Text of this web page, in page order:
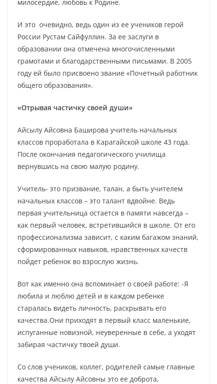
милосердие, любовь к Родине.
И это очевидно, ведь один из ее учеников герой
России Рустам Сайфуллин. За ее заслуги в
образовании она отмечена многочисленными
грамотами и благодарственными письмами. В 2005
году ей было присвоено звание «Почетный работник
общего образования».
«Отрывая частичку своей души»
Айсылу Айсовна Баширова учитель начальных
классов проработала в Карагайской школе 43 года.
После окончания педагогического училища
вернувшись на свою малую родину.
Учитель- это призвание, талан, а быть учителем
начальных классов – это талант вдвойне. Ведь
первая учительница остается в памяти навсегда –
как первый человек, встретившийся в школе. От его
профессионализма зависит, с каким багажом знаний,
сформированных навыков, нравственных качеств
пойдет ребенок во взрослую жизнь.
Вот как именно она вспоминает о своей работе: -Я
любила и люблю детей и в каждом ребенке
старалась видеть личность, раскрывать его
качества.Они приходят в первый класс маленькие,
испуганные новизной, неуверенные в себе, а уходят
забирая частичку твоей души.
Со слов учеников, коллег, родителей самые главные
качества Айсылу Айсовны это ее доброта,